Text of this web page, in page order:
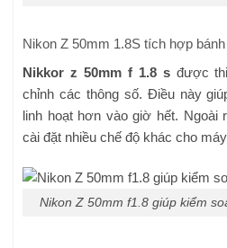
Nikon Z 50mm 1.8S tích hợp
Nikkor z 50mm f 1.8 sđược
chỉnh các thông số. Điều này
linh hoạt hơn vào giờ hết. Ngoài
cài đặt nhiều chế độ khác cho
Nikon Z 50mm f1.8 giúp kiểm